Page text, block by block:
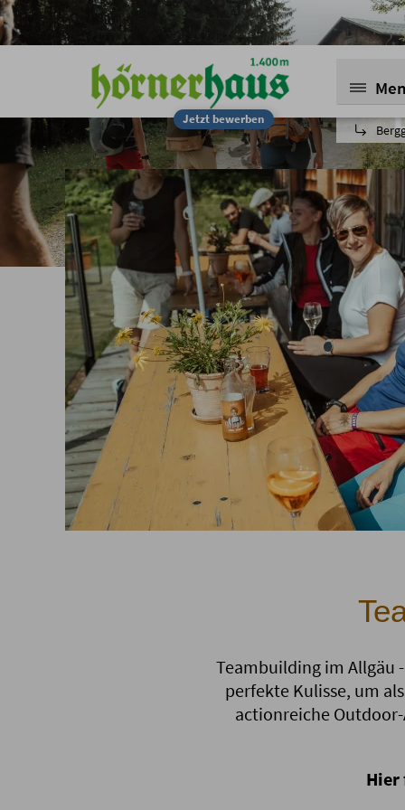
Jetzt bewerben
Teambuilding im Allgäu
perfekte Kulisse, um
actionreiche
Hier